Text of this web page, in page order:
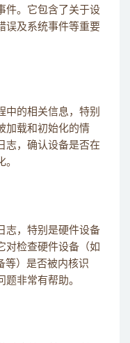
件。它包含了关于设
误及系统事件等重要
中的相关信息，特别
加载和初始化的情
志，确认设备是否在
志，特别是硬件设备
对检查硬件设备（如
等）是否被内核识
非常有帮助。